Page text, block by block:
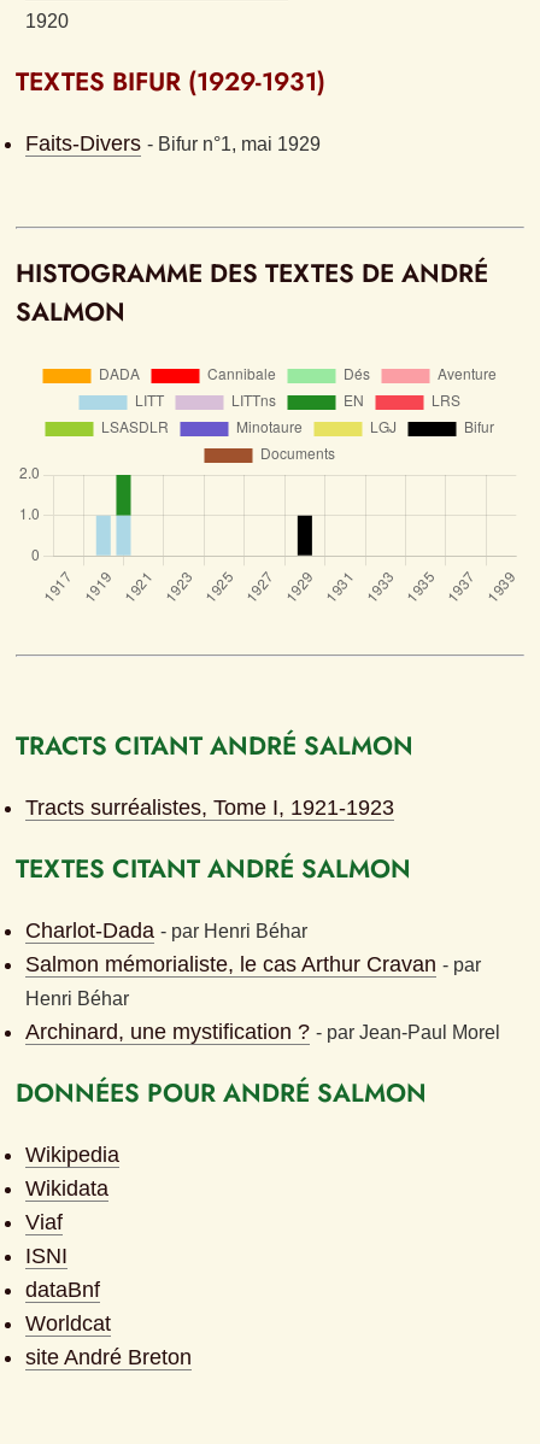
1920
TEXTES BIFUR (1929-1931)
Faits-Divers - Bifur n°1, mai 1929
HISTOGRAMME DES TEXTES DE ANDRÉ
SALMON
TRACTS CITANT ANDRÉ SALMON
Tracts surréalistes, Tome I, 1921-1923
TEXTES CITANT ANDRÉ SALMON
Charlot-Dada - par Henri Béhar
Salmon mémorialiste, le cas Arthur Cravan - par
Henri Béhar
Archinard, une mystification ? - par Jean-Paul Morel
DONNÉES POUR ANDRÉ SALMON
Wikipedia
Wikidata
Viaf
ISNI
dataBnf
Worldcat
site André Breton